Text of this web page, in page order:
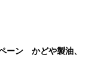
ーン かどや製油、